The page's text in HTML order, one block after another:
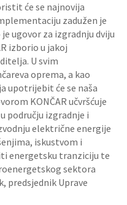
će se najnovija
zadužen je
ugovor za izgradnju dviju
izborio u jakoj
U svim
oprema, a kao
upotrijebit će se naša
KONČAR učvršćuje
području izgradnje i
električne energije
iskustvom i
energetsku tranziciju te
sektora
predsjednik Uprave